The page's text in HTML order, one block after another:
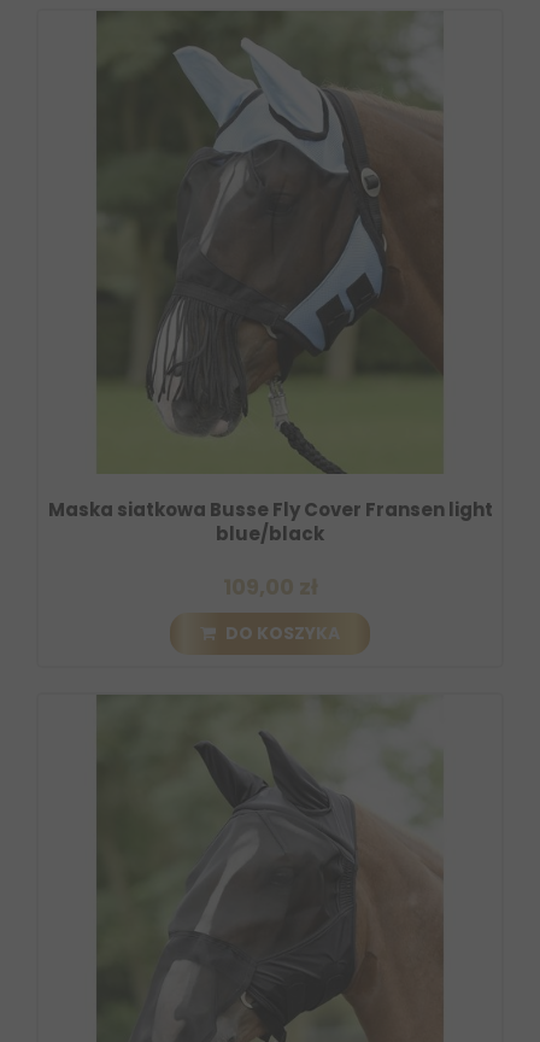
Maska siatkowa Busse Fly Cover Fransen light
blue/black
DO KOSZYKA